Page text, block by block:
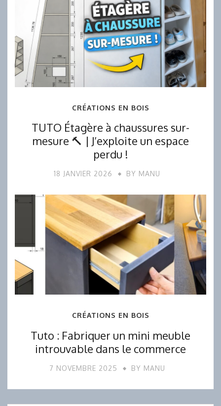
CRÉATIONS EN BOIS
TUTO Étagère à chaussures sur-
mesure 🔨 | J’exploite un espace
perdu !
18 JANVIER 2026 BY MANU
CRÉATIONS EN BOIS
Tuto : Fabriquer un mini meuble
introuvable dans le commerce
7 NOVEMBRE 2025 BY MANU